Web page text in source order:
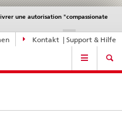
Kontakt | Support & Hilfe
une autorisation "compassionate
DE disabled
IT EN